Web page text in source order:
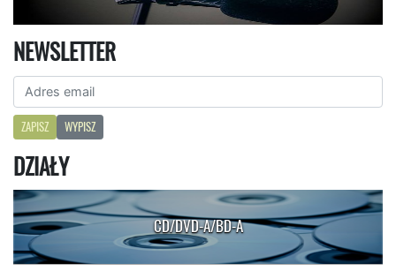
NEWSLETTER
ZAPISZ WYPISZ
DZIAŁY
CD/DVD-A/BD-A